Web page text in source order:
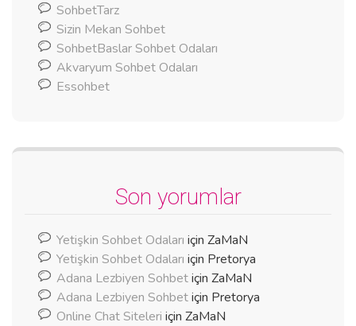
SohbetTarz
Sizin Mekan Sohbet
SohbetBaslar Sohbet Odaları
Akvaryum Sohbet Odaları
Essohbet
Son yorumlar
Yetişkin Sohbet Odaları için ZaMaN
Yetişkin Sohbet Odaları için Pretorya
Adana Lezbiyen Sohbetiçin ZaMaN
Adana Lezbiyen Sohbetiçin Pretorya
Online Chat Siteleri için ZaMaN